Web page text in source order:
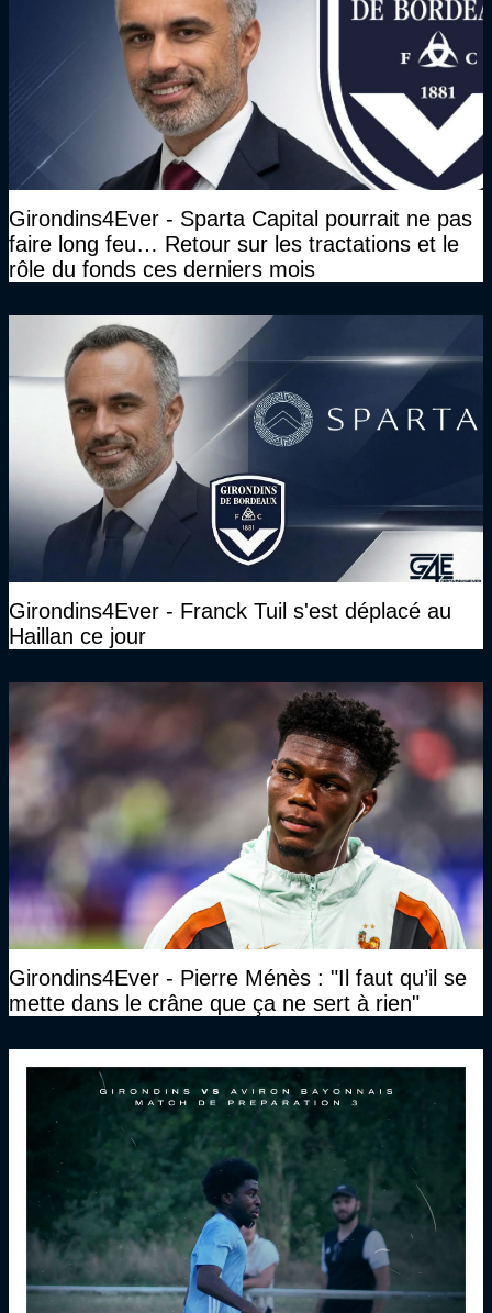
Girondins4Ever - Sparta Capital pourrait ne pas
faire long feu… Retour sur les tractations et le
rôle du fonds ces derniers mois
Girondins4Ever - Franck Tuil s'est déplacé au
Haillan ce jour
Girondins4Ever - Pierre Ménès : "Il faut qu’il se
mette dans le crâne que ça ne sert à rien"